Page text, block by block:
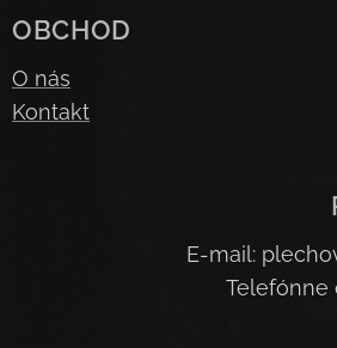
OBCHOD
O nás
Kontakt
E-mail:
Telefónne